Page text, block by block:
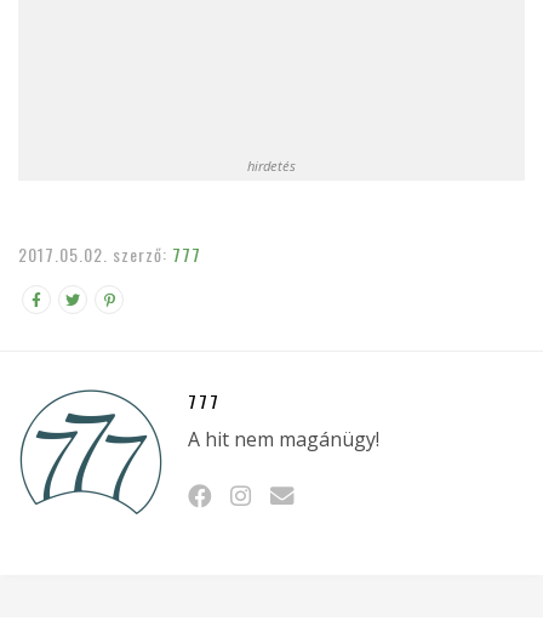
hirdetés
2017.05.02. szerző: 777
777
A hit nem magánügy!